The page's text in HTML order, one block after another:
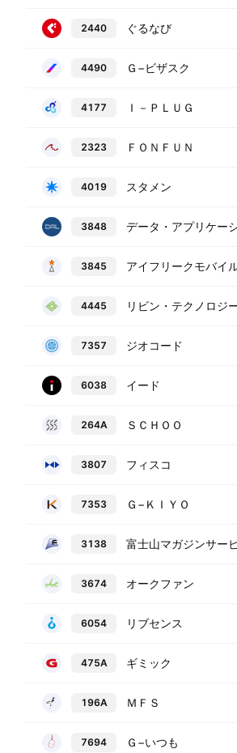
2440 ぐるなび
4490 Ｇ−ビザスク
4177 Ｉ－ＰＬＵＧ
2323 ＦＯＮＦＵＮ
4019 スタメン
3848 データ・アプリケー
3845 アイフリークモバイ
4445 リビン・テクノロジ
7357 ジオコード
6038 イード
264A ＳＣＨＯＯ
3807 フィスコ
7353 Ｇ−ＫＩＹＯ
3138 富士山マガジンサー
3674 オークファン
6054 リブセンス
475A ギミック
196A ＭＦＳ
7694 Ｇ−いつも